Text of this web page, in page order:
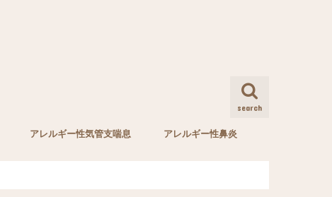
search
アレルギー性気管支喘息 アレルギー性鼻炎